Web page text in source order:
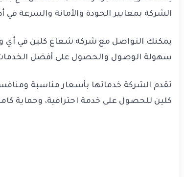
الشركة بمعايير الجودة والأمانة والسرعة
يمكنك التواصل مع شركة شعاع كلين في أي
سهولة الوصول والحصول على أفضل الخدمات
تقدم الشركة خدماتها بأسعار مناسبة
كلين للحصول على خدمة احترافية، وحماية